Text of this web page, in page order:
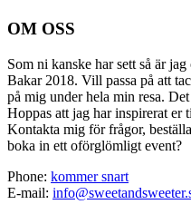
OM OSS
Som ni kanske har sett så är
Bakar 2018. Vill passa på att
på mig under hela min resa.
Hoppas att jag har inspirerat er
Kontakta mig för frågor,
boka in ett oförglömligt event?
Phone: kommer snart
E-mail: